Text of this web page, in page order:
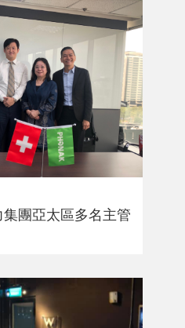
團亞太區多名主管